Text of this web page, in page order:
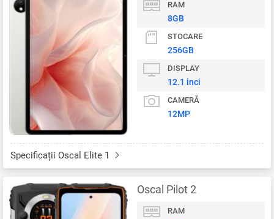
RAM
8GB
STOCARE
256GB
DISPLAY
12.1 inci
CAMERĂ
12MP
Specificații Oscal Elite 1
Oscal Pilot 2
RAM